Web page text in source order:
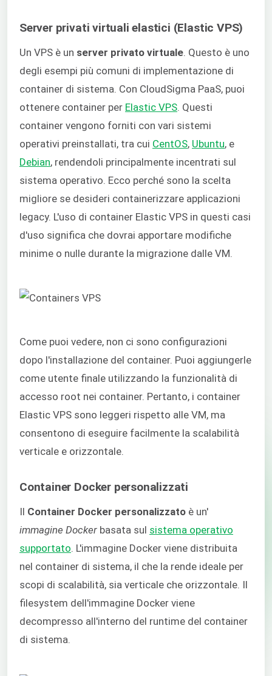
Server privati virtuali elastici (Elastic VPS)
Un VPS è un server privato virtuale. Questo è uno
degli esempi più comuni di implementazione di
container di sistema. Con CloudSigma PaaS, puoi
ottenere container per Elastic VPS. Questi
container vengono forniti con vari sistemi
operativi preinstallati, tra cui CentOS, Ubuntu, e
Debian, rendendoli principalmente incentrati sul
sistema operativo. Ecco perché sono la scelta
migliore se desideri containerizzare applicazioni
legacy. L'uso di container Elastic VPS in questi casi
d'uso significa che dovrai apportare modifiche
minime o nulle durante la migrazione dalle VM.
Come puoi vedere, non ci sono configurazioni
dopo l'installazione del container. Puoi aggiungerle
come utente finale utilizzando la funzionalità di
accesso root nei container. Pertanto, i container
Elastic VPS sono leggeri rispetto alle VM, ma
consentono di eseguire facilmente la scalabilità
verticale e orizzontale.
Container Docker personalizzati
Il Container Docker personalizzato è un'
immagine Docker basata sul sistema operativo
supportato . L'immagine Docker viene distribuita
nel container di sistema, il che la rende ideale per
scopi di scalabilità, sia verticale che orizzontale. Il
filesystem dell'immagine Docker viene
decompresso all'interno del runtime del container
di sistema.